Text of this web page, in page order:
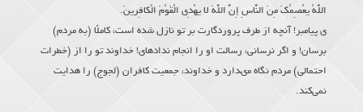
اللَّهُ یعْصِمُكَ مِنَ النَّاسِ إِنَّ اللَّهَ لا یهْدِی الْقَوْمَ الْكافِرینَ.
ى پیامبر! آنچه از طرف پروردگارت بر تو نازل شده است، كاملًا (به مردم)
برسان! و اگر نرسانی، رسالت او را انجام نداده‏اى! خداوند تو را از (خطرات
احتمالى) مردم نگاه مى‏دارد و خداوند، جمعیت كافران (لجوج) را هدایت
نمی‌کند.